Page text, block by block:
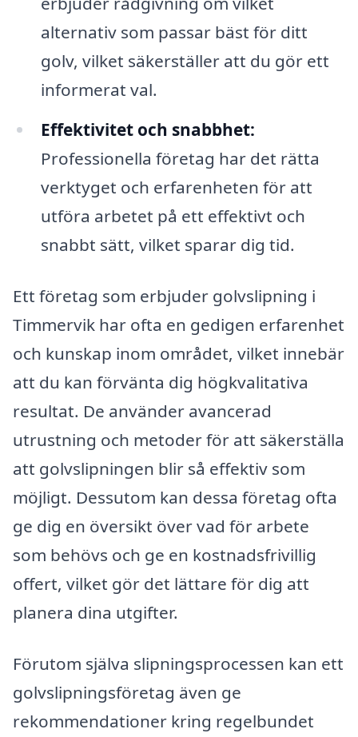
alternativ som passar bäst för ditt
golv, vilket säkerställer att du gör ett
informerat val.
Effektivitet och snabbhet:
Professionella företag har det rätta
verktyget och erfarenheten för att
utföra arbetet på ett effektivt och
snabbt sätt, vilket sparar dig tid.
Ett företag som erbjuder golvslipning i
Timmervik har ofta en gedigen erfarenhet
och kunskap inom området, vilket innebär
att du kan förvänta dig högkvalitativa
resultat. De använder avancerad
utrustning och metoder för att säkerställa
att golvslipningen blir så effektiv som
möjligt. Dessutom kan dessa företag ofta
ge dig en översikt över vad för arbete
som behövs och ge en kostnadsfrivillig
offert, vilket gör det lättare för dig att
planera dina utgifter.
Förutom själva slipningsprocessen kan ett
golvslipningsföretag även ge
rekommendationer kring regelbundet